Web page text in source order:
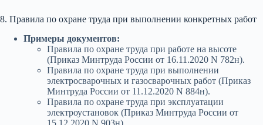
8. Правила по охране труда при выполнении конкретных работ
Примеры документов:
Правила по охране труда при работе на высоте
(Приказ Минтруда России от 16.11.2020 N 782н).
Правила по охране труда при выполнении
электросварочных и газосварочных работ (Приказ
Минтруда России от 11.12.2020 N 884н).
Правила по охране труда при эксплуатации
электроустановок (Приказ Минтруда России от
15.12.2020 N 903н).